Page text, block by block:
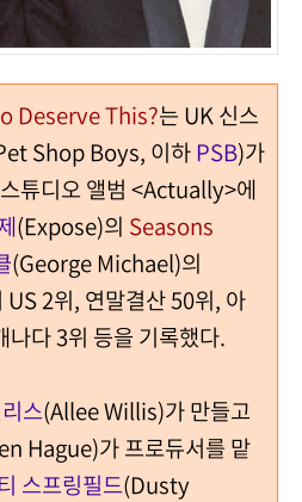
Deserve This?는 UK 신스
Shop Boys, 이하PSB)가
튜디오 앨범 <Actually>에
(Expose)의 Seasons
(George Michael)의
US 2위, 연말결산 50위, 아
다 3위 등을 기록했다.
스(Allee Willis)가 만들고
Hague)가 프로듀서를 맡
스프링필드(Dusty